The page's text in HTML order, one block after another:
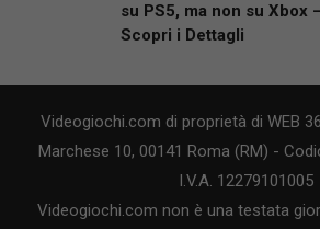
su PS5, ma non su Xbox
Scopri i Dettagli
Videogiochi.com di proprietà di WEB
Marchese 10, 00141 Roma (RM) -
I.V.A. 12279101005
Videogiochi.com non è una testata